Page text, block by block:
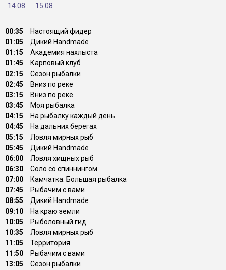
14.08 15.08
00:35
Настоящий фидер
01:05
Дикий Handmade
01:15
Академия нахлыста
01:45
Карповый клуб
02:15
Сезон рыбалки
02:45
Вниз по реке
03:15
Вниз по реке
03:45
Моя рыбалка
04:15
На рыбалку каждый день
04:45
На дальних берегах
05:15
Ловля мирных рыб
05:45
Дикий Handmade
06:00
Ловля хищных рыб
06:30
Соло со спиннингом
07:00
Камчатка. Большая рыбалка
07:45
Рыбачим с вами
08:55
Дикий Handmade
09:10
На краю земли
10:05
Рыболовный гид
10:35
Ловля мирных рыб
11:05
Территория
11:50
Рыбачим с вами
13:05
Сезон рыбалки